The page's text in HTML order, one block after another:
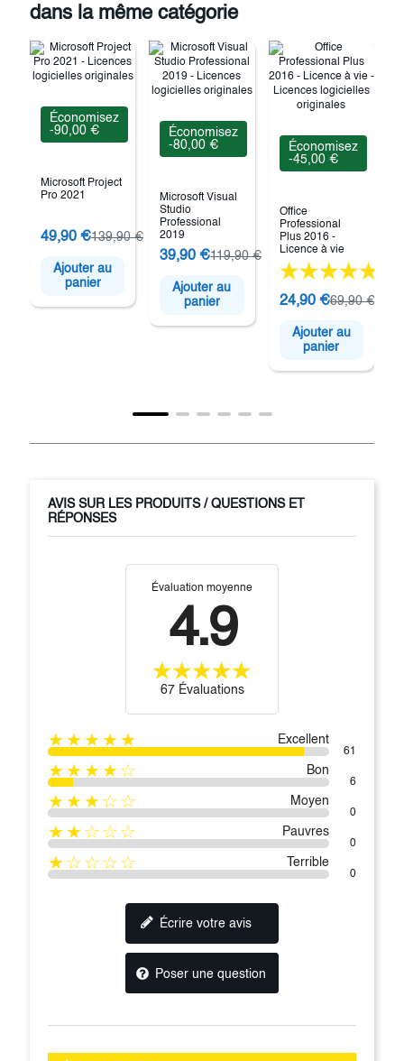
dans la même catégorie
Économisez
-90,00 €
Microsoft Project
Pro 2021
49,90 €139,90 €
Ajouter au
panier
Économisez
-80,00 €
Microsoft Visual
Studio
Professional
2019
39,90 €119,90 €
Ajouter au
panier
Économisez
-45,00 €
Office
Professional
Plus 2016 -
Licence à vie
24,90 €69,90 €
Ajouter au
panier
AVIS SUR LES PRODUITS / QUESTIONS ET
RÉPONSES
Évaluation moyenne
4.9
67 Évaluations
★★★★★ Excellent
61
★★★★☆ Bon
6
★★★☆☆ Moyen
0
★★☆☆☆ Pauvres
0
★☆☆☆☆ Terrible
0
Écrire votre avis
Poser une question